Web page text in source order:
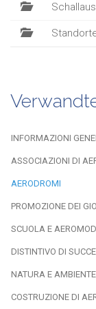
INFORMAZIONI
ASSOCIAZIONI DI
AERODROMI
PROMOZIONE DEI
SCUOLA E
DISTINTIVO DI
NATURA E AMBIENTE
COSTRUZIONE DI